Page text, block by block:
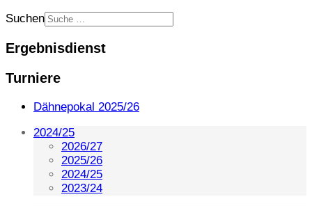
Suchen
Ergebnisdienst
Turniere
Dähnepokal 2025/26
2024/25
2026/27
2025/26
2024/25
2023/24